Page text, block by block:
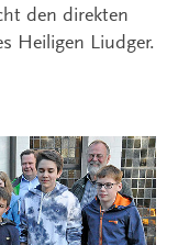
den direkten
Heiligen Liudger.